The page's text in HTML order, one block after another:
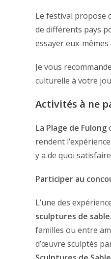
Le festival propose
de différents pays
essayer eux-mêmes
Je vous
culturelle à votre
Activités à ne
La Plage de Fulong
rendent
y a de quoi
Participer au
L’une des
sculptures de sable
familles ou entre
d’œuvre sculptés